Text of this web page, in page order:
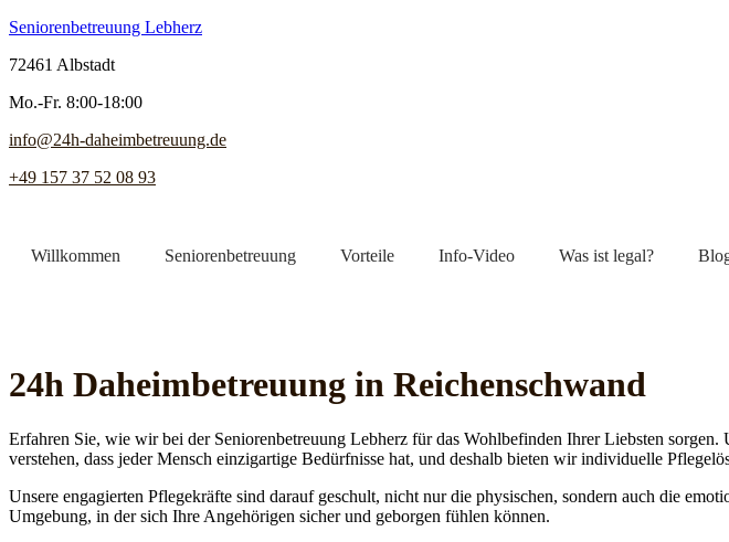
Seniorenbetreuung Lebherz
72461 Albstadt
Mo.-Fr. 8:00-18:00
info@24h-daheimbetreuung.de
+49 157 37 52 08 93
Willkommen Seniorenbetreuung Vorteile Info-Video Was ist legal?
24h Daheim­betreuung in Reichenschwand
Erfahren Sie, wie wir bei der Seniorenbetreuung Lebherz für das Wohlbefinden Ihrer Liebsten
verstehen, dass jeder Mensch einzigartige Bedürfnisse hat, und deshalb bieten wir individuelle
Unsere engagierten Pflegekräfte sind darauf geschult, nicht nur die physischen, sondern auch die
Umgebung, in der sich Ihre Angehörigen sicher und geborgen fühlen können.